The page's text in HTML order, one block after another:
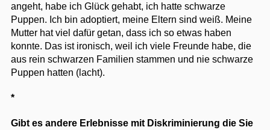
angeht, habe ich Glück gehabt, ich hatte schwarze
Puppen. Ich bin adoptiert, meine Eltern sind weiß. Meine
Mutter hat viel dafür getan, dass ich so etwas haben
konnte. Das ist ironisch, weil ich viele Freunde habe, die
aus rein schwarzen Familien stammen und nie schwarze
Puppen hatten (lacht).
*
Gibt es andere Erlebnisse mit Diskriminierung die Sie